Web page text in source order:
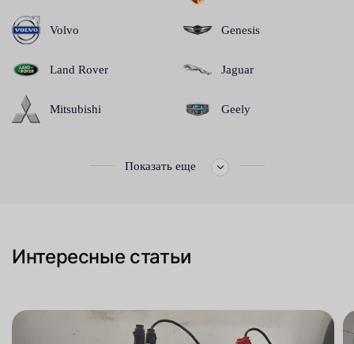
Volvo
Land Rover
Mitsubishi
Genesis
Jaguar
Geely
Показать еще
Интересные статьи